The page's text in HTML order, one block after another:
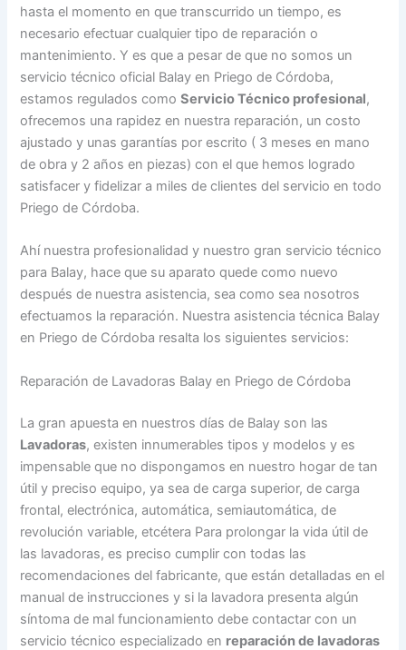
hasta el momento en que transcurrido un tiempo, es
necesario efectuar cualquier tipo de reparación o
mantenimiento. Y es que a pesar de que no somos un
servicio técnico oficial Balay en Priego de Córdoba,
estamos regulados comoServicio Técnico profesional,
ofrecemos una rapidez en nuestra reparación, un costo
ajustado y unas garantías por escrito ( 3 meses en mano
de obra y 2 años en piezas) con el que hemos logrado
satisfacer y fidelizar a miles de clientes del servicio en todo
Priego de Córdoba.
Ahí nuestra profesionalidad y nuestro gran servicio técnico
para Balay, hace que su aparato quede como nuevo
después de nuestra asistencia, sea como sea nosotros
efectuamos la reparación. Nuestra asistencia técnica Balay
en Priego de Córdoba resalta los siguientes servicios:
Reparación de Lavadoras Balay en Priego de Córdoba
La gran apuesta en nuestros días de Balay son las
Lavadoras, existen innumerables tipos y modelos y es
impensable que no dispongamos en nuestro hogar de tan
útil y preciso equipo, ya sea de carga superior, de carga
frontal, electrónica, automática, semiautomática, de
revolución variable, etcétera Para prolongar la vida útil de
las lavadoras, es preciso cumplir con todas las
recomendaciones del fabricante, que están detalladas en el
manual de instrucciones y si la lavadora presenta algún
síntoma de mal funcionamiento debe contactar con un
servicio técnico especializado en reparación de lavadoras